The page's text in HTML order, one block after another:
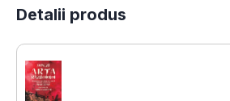
Detalii produs